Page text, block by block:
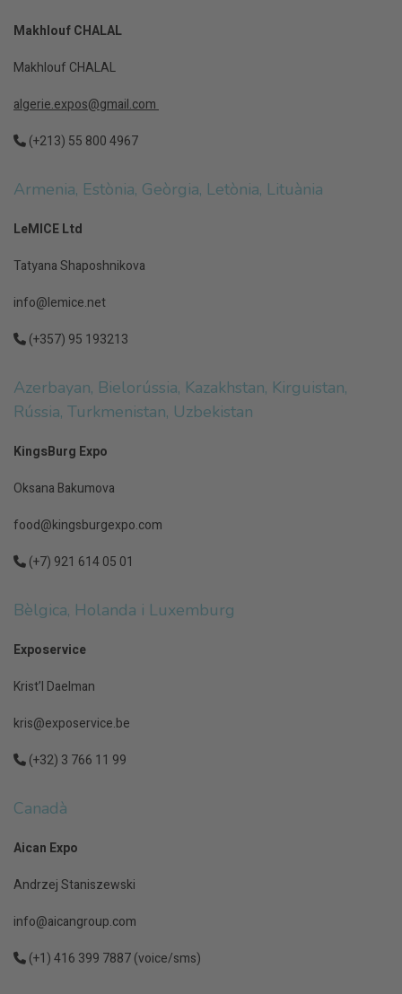
Makhlouf CHALAL
Makhlouf CHALAL
algerie.expos@gmail.com
(+213) 55 800 4967
Armenia, Estònia, Geòrgia, Letònia, Lituània
LeMICE Ltd
Tatyana Shaposhnikova
info@lemice.net
(+357) 95 193213
Azerbayan, Bielorússia, Kazakhstan, Kirguistan,
Rússia, Turkmenistan, Uzbekistan
KingsBurg Expo
Oksana Bakumova
food@kingsburgexpo.com
(+7) 921 614 05 01
Bèlgica, Holanda i Luxemburg
Exposervice
Krist’l Daelman
kris@exposervice.be
(+32) 3 766 11 99
Canadà
Aican Expo
Andrzej Staniszewski
info@aicangroup.com
(+1) 416 399 7887 (voice/sms)